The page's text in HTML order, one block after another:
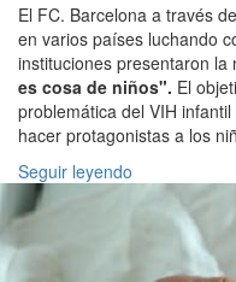
El FC. Barcelona a través
en varios países luchando
instituciones presentaron la
es cosa de niños". El
problemática del VIH
hacer protagonistas a los
Seguir leyendo